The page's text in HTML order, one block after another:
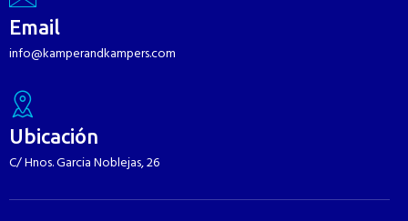
Email
info@kamperandkampers.com
Ubicación
C/ Hnos. Garcia Noblejas, 26